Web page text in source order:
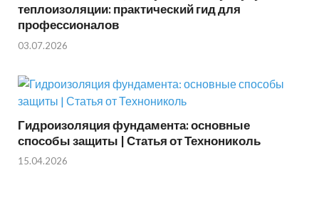
теплоизоляции: практический гид для
профессионалов
03.07.2026
Гидроизоляция фундамента: основные
способы защиты | Статья от Технониколь
15.04.2026